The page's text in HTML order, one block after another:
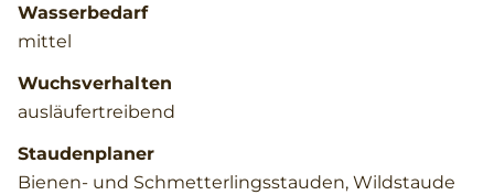
Wasserbedarf
mittel
Wuchsverhalten
ausläufertreibend
Staudenplaner
Bienen- und Schmetterlingsstauden, Wildstaude